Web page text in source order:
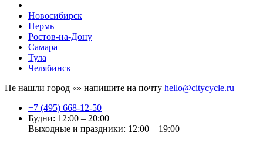
Новосибирск
Пермь
Ростов-на-Дону
Самара
Тула
Челябинск
Не нашли город «» напишите на почту hello@citycycle.ru
+7 (495) 668-12-50
Будни: 12:00 – 20:00
Выходные и праздники: 12:00 – 19:00